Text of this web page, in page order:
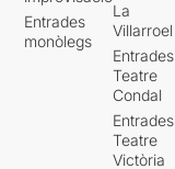
Entrades
monòlegs
La
Villarroel
Entrades
Teatre
Condal
Entrades
Teatre
Victòria